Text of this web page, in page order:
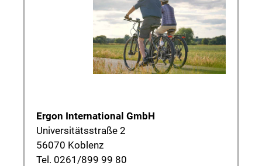
Ergon International GmbH
Universitätsstraße 2
56070 Koblenz
Tel. 0261/899 99 80